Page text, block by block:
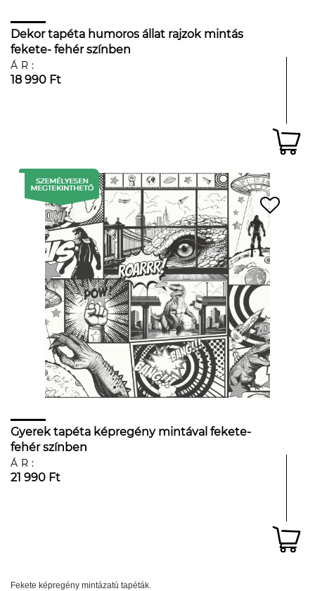
Dekor tapéta humoros állat rajzok mintás
fekete- fehér színben
ÁR:
18 990 Ft
Gyerek tapéta képregény mintával fekete-
fehér színben
ÁR:
21 990 Ft
Fekete képregény mintázatú tapéták.